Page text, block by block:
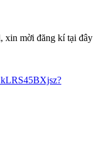
xin mời đăng kí tại đây